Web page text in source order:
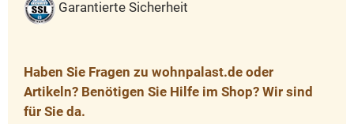
Garantierte Sicherheit
Haben Sie Fragen zu wohnpalast.de oder
Artikeln? Benötigen Sie Hilfe im Shop? Wir sind
für Sie da.